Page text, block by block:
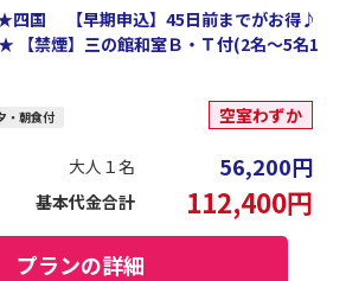
四国 【早期申込】45日前までがお得♪
【禁煙】三の館和室Ｂ・Ｔ付(2名～5名1
・朝食付 空室わずか
大人１名 56,200円
基本代金合計 112,400円
プランの詳細